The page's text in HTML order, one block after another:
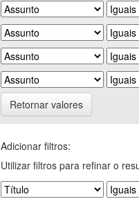
Retornar valores
Adicionar filtros:
Utilizar filtros para refinar o